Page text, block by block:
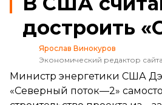
достроить
Ярослав Винокуров
Экономический редактор сайта
Министр энергетики США
«Северный поток—2»